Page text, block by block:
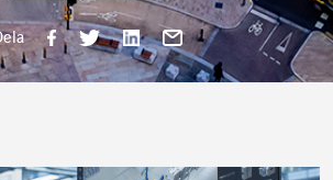
Dela på
Dela på
Dela på
Dela